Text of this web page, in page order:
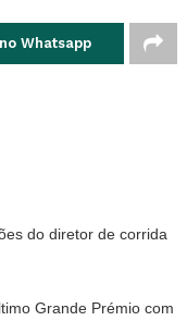
Whatsapp
do diretor de corrida
Grande Prémio com